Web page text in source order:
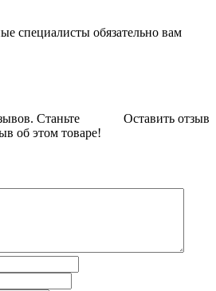
специалисты обязательно вам
Оставить отзыв
Станьте
об этом товаре!